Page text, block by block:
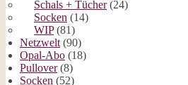
Schals + Tücher(24)
Socken (14)
WIP(81)
Netzwelt (90)
Opal-Abo (18)
Pullover(8)
Socken (52)